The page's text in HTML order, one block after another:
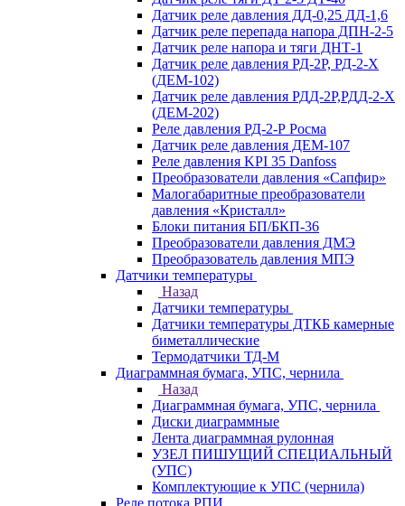
Датчик реле давления ДД-0,25 ДД-1,6
Датчик реле перепада напора ДПН-2-5
Датчик реле напора и тяги ДНТ-1
Датчик реле давления РД-2Р, РД-2-Х
(ДЕМ-102)
Датчик реле давления РДД-2Р,РДД-2-Х
(ДЕМ-202)
Реле давления РД-2-Р Росма
Датчик реле давления ДЕМ-107
Реле давления KPI 35 Danfoss
Преобразователи давления «Сапфир»
Малогабаритные преобразователи
давления «Кристалл»
Блоки питания БП/БКП-36
Преобразователи давления ДМЭ
Преобразователь давления МПЭ
Датчики температуры
Назад
Датчики температуры
Датчики температуры ДТКБ камерные
биметаллические
Термодатчики ТД-М
Диаграммная бумага, УПС, чернила
Назад
Диаграммная бумага, УПС, чернила
Диски диаграммные
Лента диаграммная рулонная
УЗЕЛ ПИШУЩИЙ СПЕЦИАЛЬНЫЙ
(УПС)
Комплектующие к УПС (чернила)
Реле потока РПИ